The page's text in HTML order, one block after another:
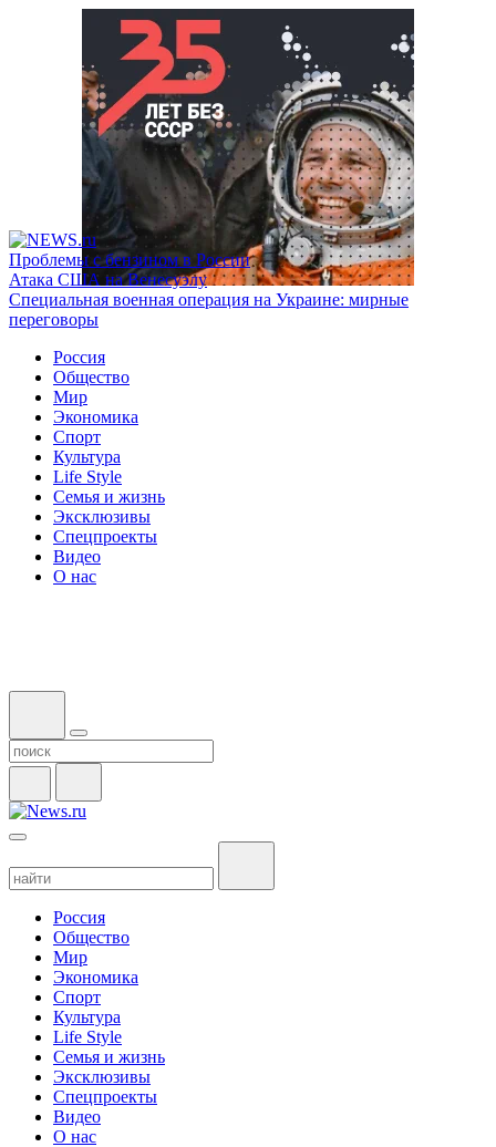
Проблемы с бензином в России
Атака США на Венесуэлу
Специальная военная операция на Украине: мирные
переговоры
Россия
Общество
Мир
Экономика
Спорт
Культура
Life Style
Семья и жизнь
Эксклюзивы
Спецпроекты
Видео
О нас
Россия
Общество
Мир
Экономика
Спорт
Культура
Life Style
Семья и жизнь
Эксклюзивы
Спецпроекты
Видео
О нас